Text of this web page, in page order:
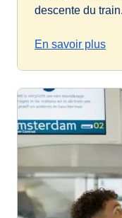
descente du train.
En savoir plus